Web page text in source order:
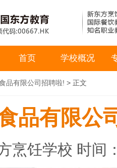
首页 学校概况
品有限公司招聘啦! > 正文
品有限公
烹饪学校 时间